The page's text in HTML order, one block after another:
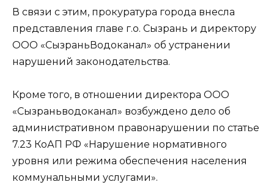
В связи с этим, прокуратура города внесла
представления главе г.о. Сызрань и директору
ООО «СызраньВодоканал» об устранении
нарушений законодательства.
Кроме того, в отношении директора ООО
«Сызраньводоканал» возбуждено дело об
административном правонарушении по статье
7.23 КоАП РФ «Нарушение нормативного
уровня или режима обеспечения населения
коммунальными услугами».